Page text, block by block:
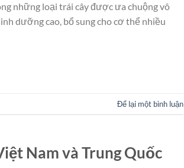
những loại trái cây được ưa chuộng vô
dưỡng cao, bổ sung cho cơ thể nhiều
Để lại một bình luận
Nam và Trung Quốc